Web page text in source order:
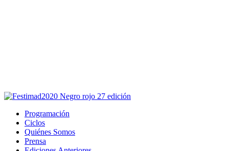
Programación
Ciclos
Quiénes Somos
Prensa